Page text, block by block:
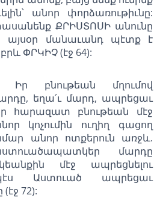
անոր փորձառութիւնը:
ՔՐԻՍՏՈՍԻ անունը
այսօր մանաւանդ պէտք է
ՓՐԿԻՉ (էջ 64):
Իր բնութեան մղումով
եղա՛ւ մարդ, ապրեցաւ
հարազատ բնութեան մէջ
կոչումին ուղիղ գացող
անոր ոտքերուն առջև.
մարդը
մէջ ապրեցնելու
Աստուած ապրեցաւ
72):